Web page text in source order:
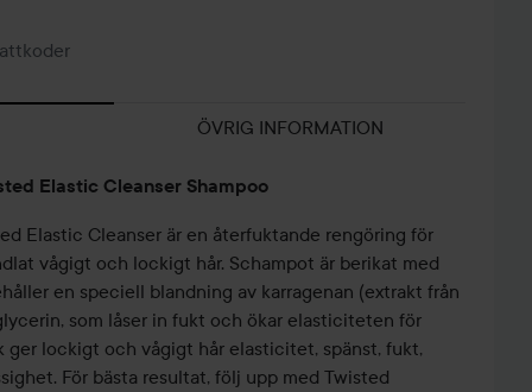
ÖVRIG INFORMATION
Elastic Cleanser Shampoo
Elastic Cleanser är en återfuktande rengöring för
vågigt och lockigt hår. Schampot är berikat med
en speciell blandning av karragenan (extrakt från
som låser in fukt och ökar elasticiteten för
ger lockigt och vågigt hår elasticitet, spänst, fukt,
För bästa resultat, följ upp med Twisted